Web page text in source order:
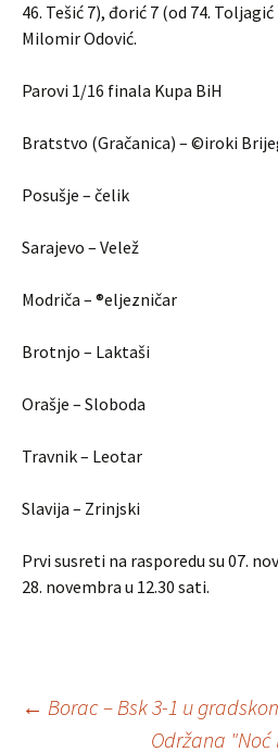
46. Tešić 7), đorić 7 (od 74.
Milomir Odović.
Parovi 1/16 finala Kupa BiH
Bratstvo (Gračanica) – ©iroki
Posušje – čelik
Sarajevo – Velež
Modriča – ®eljezničar
Brotnjo – Laktaši
Orašje – Sloboda
Travnik – Leotar
Slavija – Zrinjski
Prvi susreti na rasporedu su 07.
28. novembra u 12.30 sati.
← Borac – Bsk 3-1 u
Održana